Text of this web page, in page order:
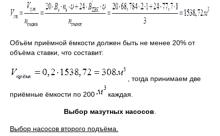
Объём приёмной ёмкости должен быть не менее 20% от
объёма ставки, что составит:
, тогда принимаем две
приёмные ёмкости по 200
каждая.
Выбор мазутных насосов
Выбор насосов второго подъёма.